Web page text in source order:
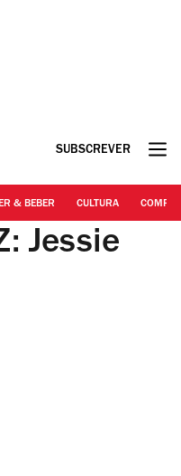
SUBSCREVER
& BEBER CULTURA
Jessie